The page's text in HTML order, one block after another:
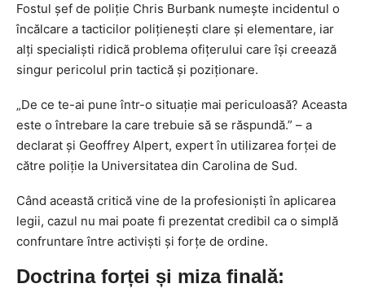
Fostul șef de poliție Chris Burbank numește incidentul o
încălcare a tacticilor polițienești clare și elementare, iar
alți specialiști ridică problema ofițerului care își creează
singur pericolul prin tactică și poziționare.
„De ce te-ai pune într-o situație mai periculoasă? Aceasta
este o întrebare la care trebuie să se răspundă.” – a
declarat și Geoffrey Alpert, expert în utilizarea forței de
către poliție la Universitatea din Carolina de Sud.
Când această critică vine de la profesioniști în aplicarea
legii, cazul nu mai poate fi prezentat credibil ca o simplă
confruntare între activiști și forțe de ordine.
Doctrina forței și miza finală: